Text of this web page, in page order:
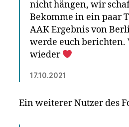
nicht hängen, wir
Bekomme in ein paar
AAK Ergebnis von
werde euch
wieder
17.10.2021
Ein weiterer Nutzer des